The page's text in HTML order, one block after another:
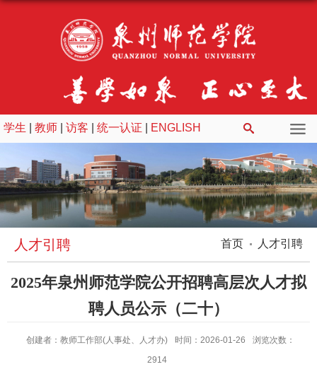
学生 教师 访客 统一认证 ENGLISH
首页 人才引聘
人才引聘
2025年泉州师范学院公开招聘高层次人才拟
聘人员公示（二十）
创建者：教师工作部(人事处、人才办) 时间：2026-01-26
浏览次数：
2914